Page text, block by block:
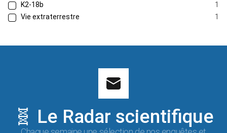
K2-18b
1
Vie extraterrestre
1
🧬 Le Radar scientifique